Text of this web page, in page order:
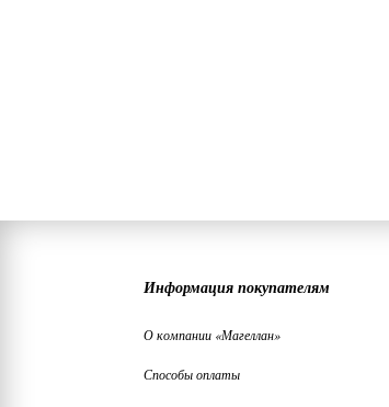
Информация покупателям
О компании «Магеллан»
Способы оплаты